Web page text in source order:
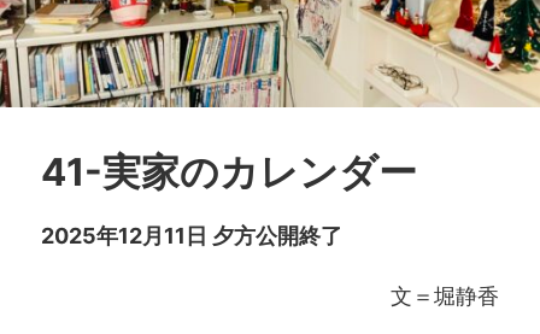
41-実家のカレンダー
2025年12月11日 夕方公開終了
文＝堀静香